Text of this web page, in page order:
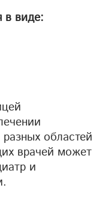
в виде:
областей
врачей может
и